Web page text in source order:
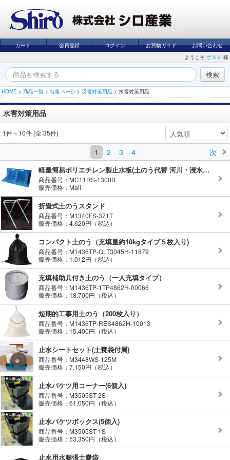
カート 会員登録 ログイン お買物ガイド
お問い合わせ
ようこそ ゲスト 様
HOME > 商品一覧 > 特集ページ > 災害対策用品 > 水害対策用品
水害対策用品
1件～10件 (全 35件)
1 2 3 4 次
軽量簡易ポリエチレン製止水板(土のう代替 河川・浸水対策用 )
商品番号：MC11RS-1300B
販売価格：Mail
折畳式土のうスタンド
商品番号：M1340FS-371T
販売価格：4,620円（税込）
コンパクト土のう（充填量約10kgタイプ５枚入り)
商品番号：M1436TP-QLT3045H-11879
販売価格：1,012円（税込）
充填補助具付き土のう（一人充填タイプ）
商品番号：M1436TP-1TP4862H-00066
販売価格：18,700円（税込）
短期的工事用土のう（200枚入り）
商品番号：M1436TP-RES4862H-10013
販売価格：15,400円（税込）
止水シートセット(土嚢袋付属)
商品番号：M3448WS-125M
販売価格：7,150円（税込）
止水バケツ用コーナー(6個入)
商品番号：M3505ST-2S
販売価格：61,050円（税込）
止水バケツボックス(5個入)
商品番号：M3505ST-1S
販売価格：53,350円（税込）
止水用水膨張土嚢袋